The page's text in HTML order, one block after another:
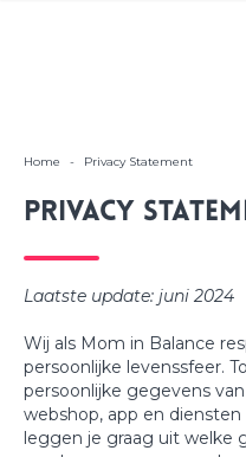
Home - Privacy Statement
Privacy
Laatste update: juni 2024
Wij als Mom in Balance
persoonlijke levenssfeer.
persoonlijke gegevens
webshop, app en
leggen je graag uit welke